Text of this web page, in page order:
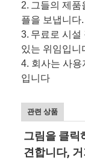
2. 그들의 제품
플을 보냅니다.
3. 무료로 시설
있는 위임입니
4. 회사는 사용
입니다
관련 상품
그림을 클릭
견합니다,